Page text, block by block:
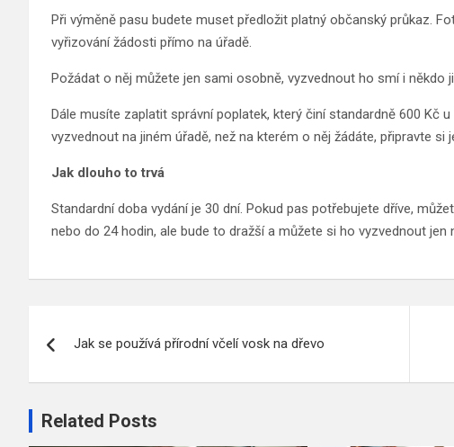
Při výměně pasu budete muset předložit platný občanský průkaz.
vyřizování žádosti přímo na úřadě.
Požádat o něj můžete jen sami osobně, vyzvednout ho smí i někdo
Dále musíte zaplatit správní poplatek, který činí standardně 600 Kč
vyzvednout na jiném úřadě, než na kterém o něj žádáte, připravte si
Jak dlouho to trvá
Standardní doba vydání je 30 dní. Pokud pas potřebujete dříve,
nebo do 24 hodin, ale bude to dražší a můžete si ho vyzvednout jen
pro
Jak se používá přírodní včelí vosk na dřevo
Related Posts